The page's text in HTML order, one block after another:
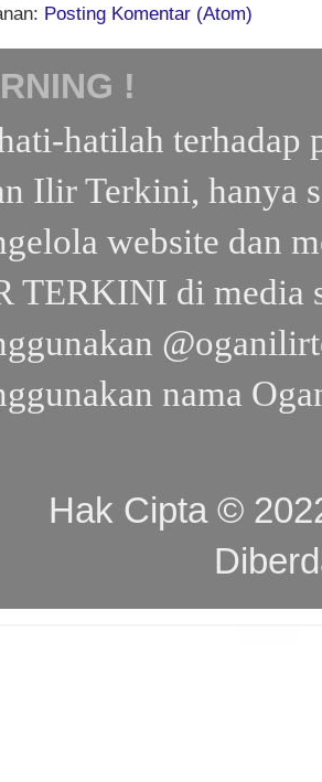
Posting Komentar (Atom)
!
hatilah terhadap
Ilir Terkini, hanya
website dan
TERKINI di media
nama
Hak Cipta ©